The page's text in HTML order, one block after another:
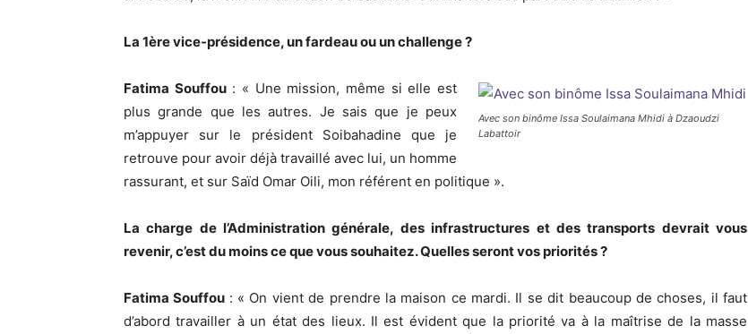
La 1ère vice-présidence, un fardeau ou un challenge ?
Avec son binôme Issa Soulaimana Mhidi à Dzaoudzi
Labattoir
Fatima Souffou: « Une mission, même si elle est
plus grande que les autres. Je sais que je peux
m’appuyer sur le président Soibahadine que je
retrouve pour avoir déjà travaillé avec lui, un homme
rassurant, et sur Saïd Omar Oili, mon référent en politique ».
La charge de l’Administration générale, des infrastructures et des transports devrait vous
revenir, c’est du moins ce que vous souhaitez. Quelles seront vos priorités ?
Fatima Souffou : « On vient de prendre la maison ce mardi. Il se dit beaucoup de choses, il faut
d’abord travailler à un état des lieux. Il est évident que la priorité va à la maîtrise de la masse